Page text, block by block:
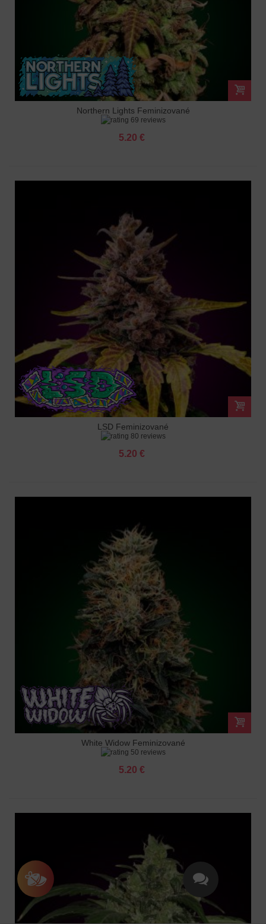
Northern Lights Feminizované
69 reviews
5.20 €
LSD Feminizované
80 reviews
5.20 €
White Widow Feminizované
50 reviews
5.20 €